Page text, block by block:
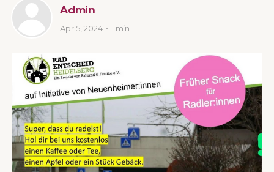
Admin
Apr 5, 2024 1 min